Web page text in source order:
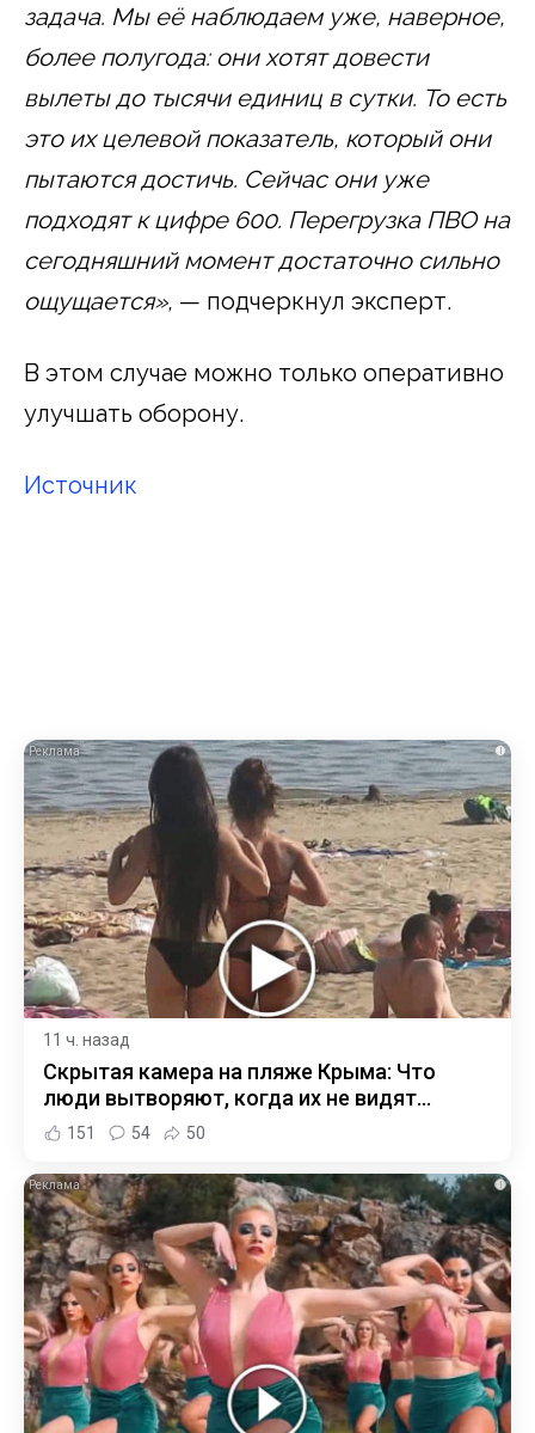
задача. Мы её наблюдаем уже, наверное,
более полугода: они хотят довести
вылеты до тысячи единиц в сутки. То есть
это их целевой показатель, который они
пытаются достичь. Сейчас они уже
подходят к цифре 600. Перегрузка ПВО на
сегодняшний момент достаточно сильно
ощущается», — подчеркнул эксперт.
В этом случае можно только оперативно
улучшать оборону.
Источник
i
11 ч. назад
Скрытая камера на пляже Крыма: Что
люди вытворяют, когда их не видят...
151 54 50
i